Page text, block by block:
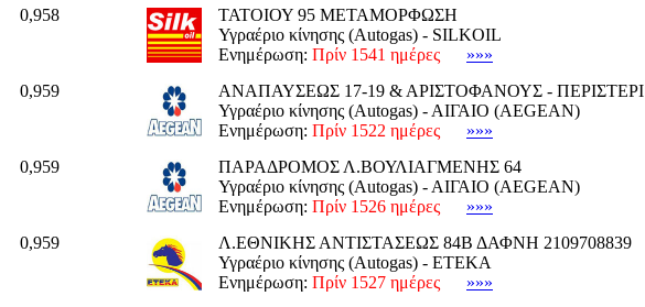
0,958
ΤΑΤΟΙΟΥ 95 ΜΕΤΑΜΟΡΦΩΣΗ
Υγραέριο κίνησης (Autogas) - SILKOIL
Ενημέρωση: Πρίν 1541 ημέρες
»»»
0,959
ΑΝΑΠΑΥΣΕΩΣ 17-19 & ΑΡΙΣΤΟΦΑΝΟΥΣ - ΠΕΡΙΣΤΕΡΙ
Υγραέριο κίνησης (Autogas) - ΑΙΓΑΙΟ (AEGEAN)
Ενημέρωση: Πρίν 1522 ημέρες
»»»
0,959
ΠΑΡΑΔΡΟΜΟΣ Λ.ΒΟΥΛΙΑΓΜΕΝΗΣ 64
Υγραέριο κίνησης (Autogas) - ΑΙΓΑΙΟ (AEGEAN)
Ενημέρωση: Πρίν 1526 ημέρες
»»»
0,959
Λ.ΕΘΝΙΚΗΣ ΑΝΤΙΣΤΑΣΕΩΣ 84Β ΔΑΦΝΗ 2109708839
Υγραέριο κίνησης (Autogas) - ΕΤΕΚΑ
Ενημέρωση: Πρίν 1527 ημέρες
»»»